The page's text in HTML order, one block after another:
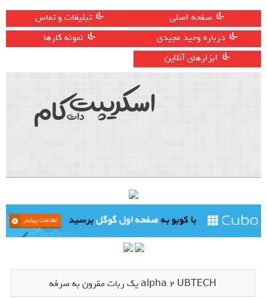
صفحه اصلی
تبلیغات و تماس
درباره وحید مجیدی
نمونه کارها
ابزارهای آنلاین
alpha 2 UBTECH یک ربات مقرون به صرفه